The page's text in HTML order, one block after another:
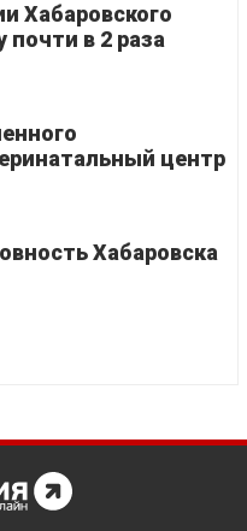
Хабаровского
почти в 2 раза
центр
Хабаровска